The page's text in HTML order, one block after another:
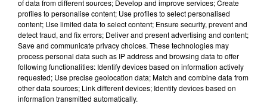
jusqu'à 17h et la halte de nuit reste accessible en
journée avec 2 places. Des maraudes quotidiennes
sont maintenues sur le secteur.
À VITTEL
of data from different sources; Develop and improve services; Create
profiles to personalise content; Use profiles to select personalised
content; Use limited data to select content; Ensure security, prevent and
detect fraud, and fix errors; Deliver and present advertising and content;
Save and communicate privacy choices. These technologies may
process personal data such as IP address and browsing data to offer
following functionalities: Identify devices based on information actively
requested; Use precise geolocation data; Match and combine data from
other data sources; Link different devices; Identify devices based on
information transmitted automatically.